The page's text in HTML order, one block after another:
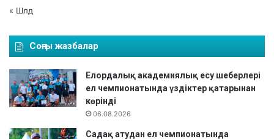
-
р
ғ
а
и
б
« Шлд
Соңғы жазбалар
Елордалық академиялық есу шеберлері
ел чемпионатында үздіктер қатарынан
көрінді
06.08.2026
Садақ атудан ел чемпионатында